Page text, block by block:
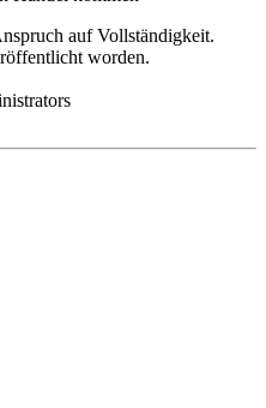
auf Vollständigkeit.
worden.